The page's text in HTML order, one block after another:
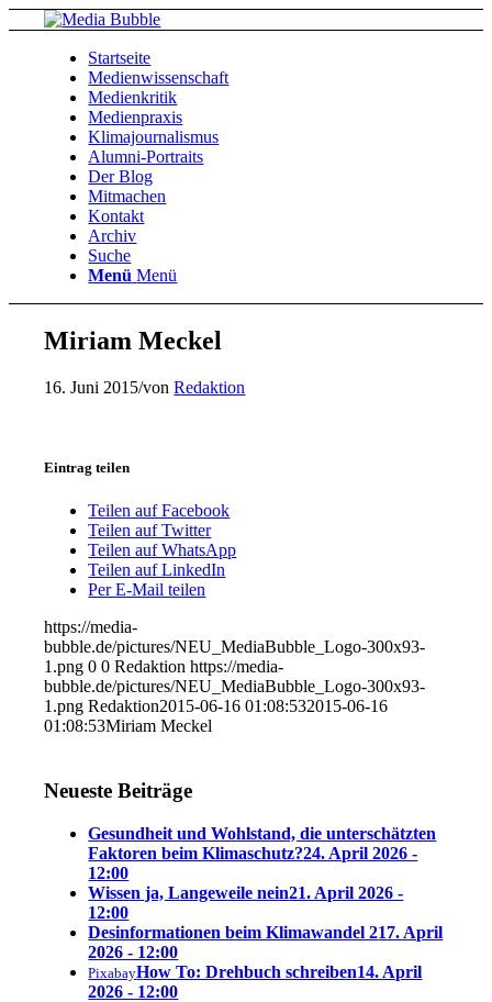
Startseite
Medienwissenschaft
Medienkritik
Medienpraxis
Klimajournalismus
Alumni-Portraits
Der Blog
Mitmachen
Kontakt
Archiv
Suche
Menü Menü
Miriam Meckel
16. Juni 2015/vonRedaktion
Eintrag teilen
Teilen auf Facebook
Teilen auf Twitter
Teilen auf WhatsApp
Teilen auf LinkedIn
Per E-Mail teilen
https://media-
bubble.de/pictures/NEU_MediaBubble_Logo-300x93-
1.png 0 0 Redaktion https://media-
bubble.de/pictures/NEU_MediaBubble_Logo-300x93-
1.png Redaktion2015-06-16 01:08:532015-06-16
01:08:53Miriam Meckel
Neueste Beiträge
Gesundheit und Wohlstand, die unterschätzten
Faktoren beim Klimaschutz?24. April 2026 -
12:00
Wissen ja, Langeweile nein21. April 2026 -
12:00
Desinformationen beim Klimawandel 217. April
2026 - 12:00
PixabayHow To: Drehbuch schreiben14. April
2026 - 12:00